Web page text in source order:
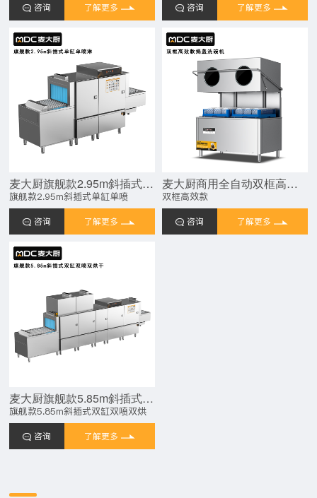
咨询 了解更多 咨询 了解更多
麦大厨旗舰款2.95m斜插式单缸单喷淋长龙式洗碗机
旗舰款2.95m斜插式单缸单喷
咨询 了解更多
麦大厨商用全自动双框高效款揭盖式洗碗机商用20KW
双框高效款
咨询 了解更多
麦大厨旗舰款5.85m斜插式双缸双喷淋双烘干洗碗机
旗舰款5.85m斜插式双缸双喷双烘
咨询 了解更多